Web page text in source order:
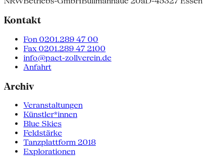
Kontakt
Fon 0201.289 47 00
Fax 0201.289 47 2100
info@pact-zollverein.de
Anfahrt
Archiv
Veranstaltungen
Künstler*innen
Blue Skies
Feldstärke
Tanzplattform 2018
Explorationen